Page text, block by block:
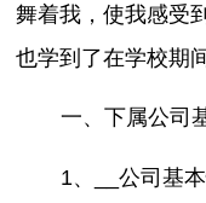
舞着我，使我感受
也学到了在学校期
一、下属公司
1、__公司基本